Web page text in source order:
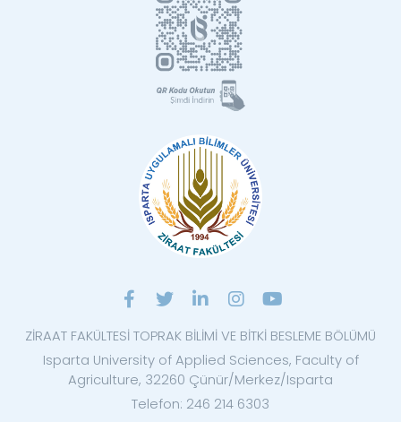
ZİRAAT FAKÜLTESİ TOPRAK BİLİMİ VE BİTKİ BESLEME BÖLÜMÜ
Isparta University of Applied Sciences, Faculty of
Agriculture, 32260 Çünür/Merkez/Isparta
Telefon: 246 214 6303